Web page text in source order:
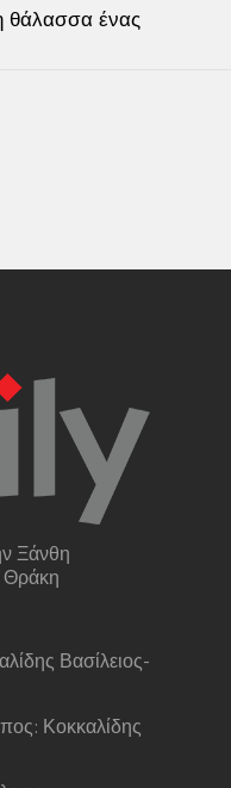
θάλασσα ένας
Ξάνθη
Θράκη
Βασίλειος-
Κοκκαλίδης